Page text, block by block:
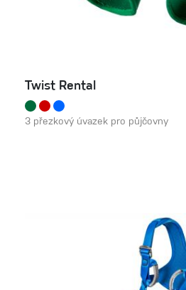
Twist Rental
3 přezkový úvazek pro půjčovny